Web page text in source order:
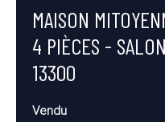
MAISON
4 PIÈCES -
13300
Vendu